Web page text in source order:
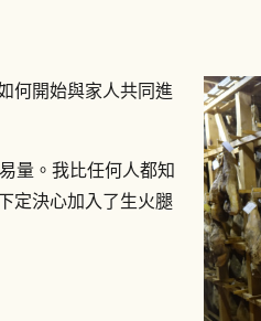
何開始與家人共同進
量。我比任何人都知
定決心加入了生火腿